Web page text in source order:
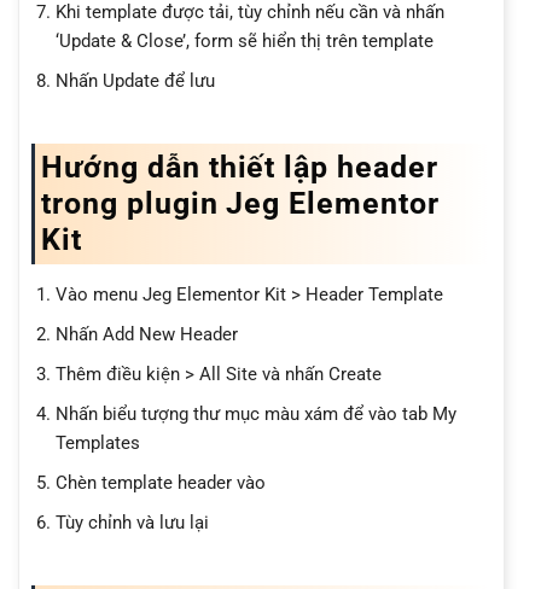
Khi template được tải, tùy chỉnh nếu cần và nhấn
‘Update & Close’, form sẽ hiển thị trên template
Nhấn Update để lưu
Hướng dẫn thiết lập header
trong plugin Jeg Elementor
Kit
Vào menu Jeg Elementor Kit > Header Template
Nhấn Add New Header
Thêm điều kiện > All Site và nhấn Create
Nhấn biểu tượng thư mục màu xám để vào tab My
Templates
Chèn template header vào
Tùy chỉnh và lưu lại